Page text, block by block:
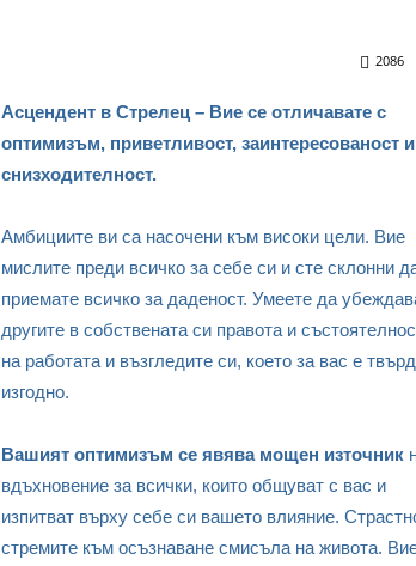
2086
Асцендент в Стрелец – Вие се отличавате с
оптимизъм, приветливост, заинтересованост и
снизходителност.
Амбициите ви са насочени към високи цели. Вие
мислите преди всичко за себе си и сте склонни
приемате всичко за даденост. Умеете да
другите в собствената си правота и
на работата и възгледите си, което за вас е
изгодно.
Вашият оптимизъм се явява мощен източник
вдъхновение за всички, които общуват с вас и
изпитват върху себе си вашето влияние.
стремите към осъзнаване смисъла на живота.